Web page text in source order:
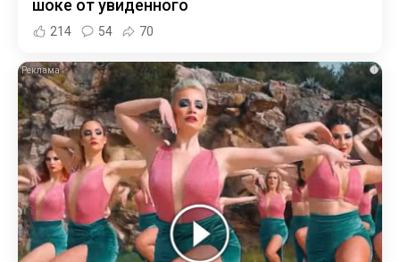
шоке от увиденного
214 54 70
i